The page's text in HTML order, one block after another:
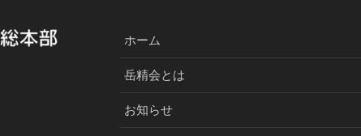
ホーム
岳精会とは
お知らせ